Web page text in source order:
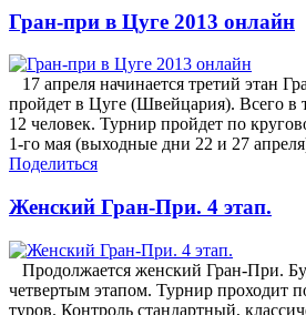
Гран-при в Цуге 2013 онлайн
17 апреля начинается третий этан
пройдет в Цуге (Швейцария). Всего в
12 человек. Турнир пройдет по
1-го мая (выходные дни 22 и 27
Поделиться
Женский Гран-При. 4 этап.
Продолжается женский Гран-При.
четвертым этапом. Турнир проходит
туров. Контроль стандартный,